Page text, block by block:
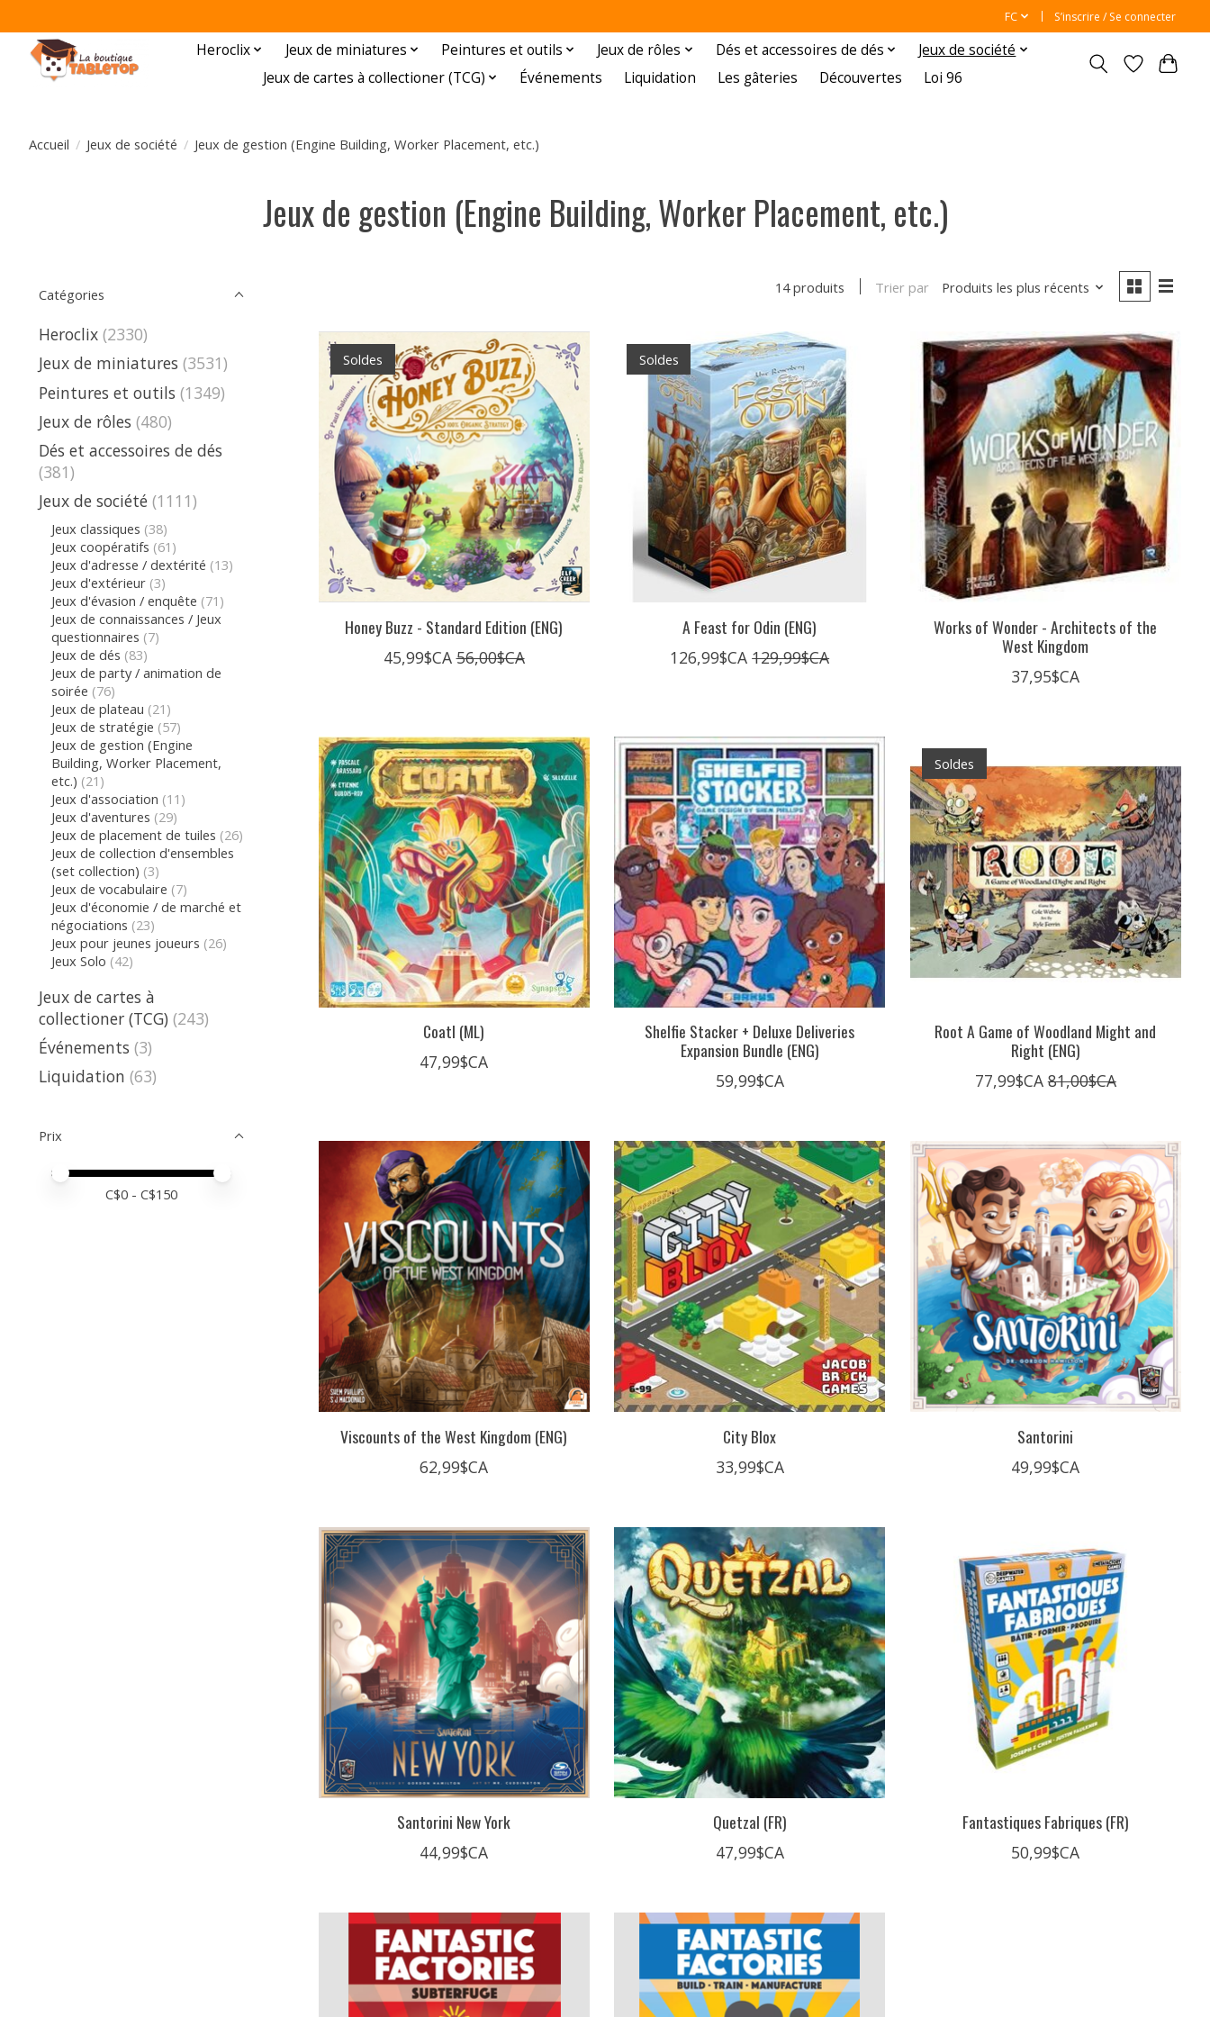
FC S’inscrire / Se connecter
Heroclix Jeux de miniatures Peintures et outils Jeux de rôles Dés et accessoires de dés
Jeux de société
Jeux de cartes à collectioner (TCG)
Événements Liquidation Les gâteries Découvertes Loi 96
Accueil / Jeux de société / Jeux de gestion (Engine Building, Worker Placement, etc.)
Jeux de gestion (Engine Building, Worker Placement, etc.)
Catégories
Heroclix (2330)
Jeux de miniatures (3531)
Peintures et outils (1349)
Jeux de rôles (480)
Dés et accessoires de dés
(381)
Jeux de société (1111)
Jeux classiques (38)
Jeux coopératifs (61)
Jeux d'adresse / dextérité (13)
Jeux d'extérieur (3)
Jeux d'évasion / enquête (71)
Jeux de connaissances / Jeux
questionnaires (7)
Jeux de dés (83)
Jeux de party / animation de
soirée (76)
Jeux de plateau (21)
Jeux de stratégie (57)
Jeux de gestion (Engine
Building, Worker Placement,
etc.) (21)
Jeux d'association (11)
Jeux d'aventures (29)
Jeux de placement de tuiles (26)
Jeux de collection d'ensembles
(set collection) (3)
Jeux de vocabulaire (7)
Jeux d'économie / de marché et
négociations (23)
Jeux pour jeunes joueurs (26)
Jeux Solo (42)
Jeux de cartes à
collectioner (TCG) (243)
Événements (3)
Liquidation (63)
Prix
Prix minimum
Price maximum value
C$0 - C$150
14 produits Trier par Produits les plus récents
Soldes
Honey Buzz - Standard Edition (ENG)
45,99$CA 56,00$CA
Soldes
A Feast for Odin (ENG)
126,99$CA 129,99$CA
Works of Wonder - Architects of the
West Kingdom
37,95$CA
Coatl (ML)
47,99$CA
Shelfie Stacker + Deluxe Deliveries
Expansion Bundle (ENG)
59,99$CA
Soldes
Root A Game of Woodland Might and
Right (ENG)
77,99$CA 81,00$CA
Viscounts of the West Kingdom (ENG)
62,99$CA
City Blox
33,99$CA
Santorini
49,99$CA
Santorini New York
44,99$CA
Quetzal (FR)
47,99$CA
Fantastiques Fabriques (FR)
50,99$CA